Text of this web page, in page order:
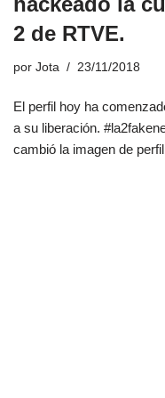
2 de RTVE.
por Jota 23/11/2018
El perfil hoy ha
a su liberación.
cambió la imagen de